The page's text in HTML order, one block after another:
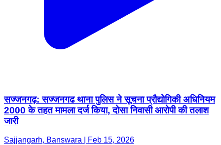
सज्जनगढ़: सज्जनगढ थाना पुलिस ने सूचना प्रौद्योगिकी अधिनियम
2000 के तहत मामला दर्ज किया, दोसा निवासी आरोपी की तलाश
जारी
Sajjangarh, Banswara | Feb 15, 2026